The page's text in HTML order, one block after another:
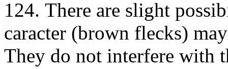
124. There are slight
caracter (brown flecks)
They do not interfere with